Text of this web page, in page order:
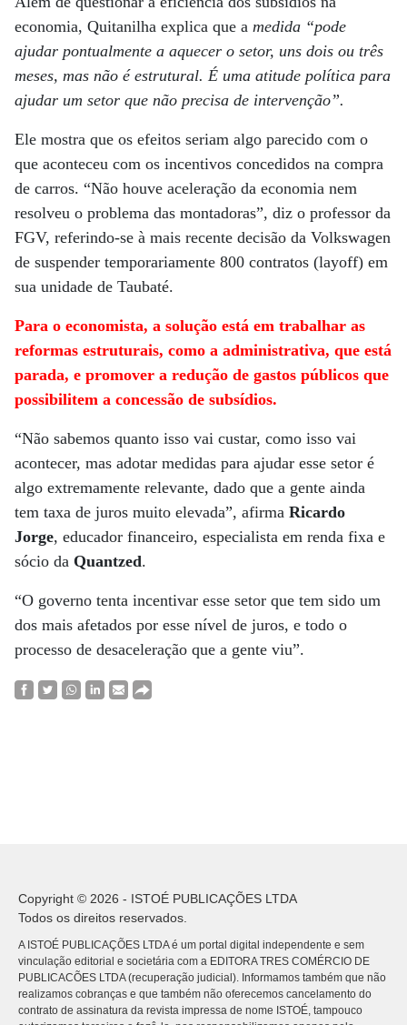
economia, Quitanilha explica que a medida “pode
ajudar pontualmente a aquecer o setor, uns dois ou três
meses, mas não é estrutural. É uma atitude política para
ajudar um setor que não precisa de intervenção”.
Ele mostra que os efeitos seriam algo parecido com o
que aconteceu com os incentivos concedidos na compra
de carros. “Não houve aceleração da economia nem
resolveu o problema das montadoras”, diz o professor da
FGV, referindo-se à mais recente decisão da Volkswagen
de suspender temporariamente 800 contratos (layoff) em
sua unidade de Taubaté.
Para o economista, a solução está em trabalhar as
reformas estruturais, como a administrativa, que está
parada, e promover a redução de gastos públicos que
possibilitem a concessão de subsídios.
“Não sabemos quanto isso vai custar, como isso vai
acontecer, mas adotar medidas para ajudar esse setor é
algo extremamente relevante, dado que a gente ainda
tem taxa de juros muito elevada”, afirma Ricardo
Jorge, educador financeiro, especialista em renda fixa e
sócio da Quantzed.
“O governo tenta incentivar esse setor que tem sido um
dos mais afetados por esse nível de juros, e todo o
processo de desaceleração que a gente viu”.
Copyright © 2026 - ISTOÉ PUBLICAÇÕES LTDA
Todos os direitos reservados.
A ISTOÉ PUBLICAÇÕES LTDA é um portal digital independente e sem
vinculação editorial e societária com a EDITORA TRES COMÉRCIO DE
PUBLICACÕES LTDA (recuperação judicial). Informamos também que não
realizamos cobranças e que também não oferecemos cancelamento do
contrato de assinatura da revista impressa de nome ISTOÉ, tampouco